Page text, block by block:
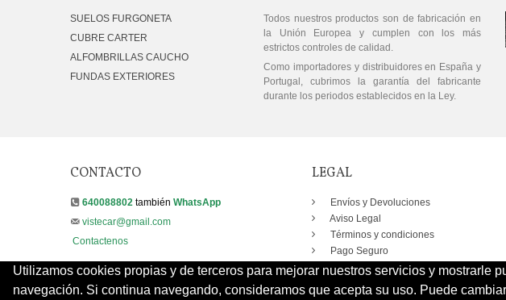
Utilizamos cookies propias y de terceros para mejorar nuestros servicios y
navegación. Si continua navegando, consideramos que acepta su uso. Puede
SUELOS FURGONETA
CUBRE CARTER
ALFOMBRILLAS CAUCHO
FUNDAS EXTERIORES
Todos nuestros productos son de fabricación en
la Unión Europea y cumplen con los más
estrictos controles de calidad.
Como importadores y distribuidores en España y
Portugal, cubrimos la garantía del fabricante
durante los periodos establecidos en la Ley.
CONTACTO
640088802 también WhatsApp
vistecar@gmail.com
Contactenos
LEGAL
Envíos y Devoluciones
Aviso Legal
Términos y condiciones
Pago Seguro